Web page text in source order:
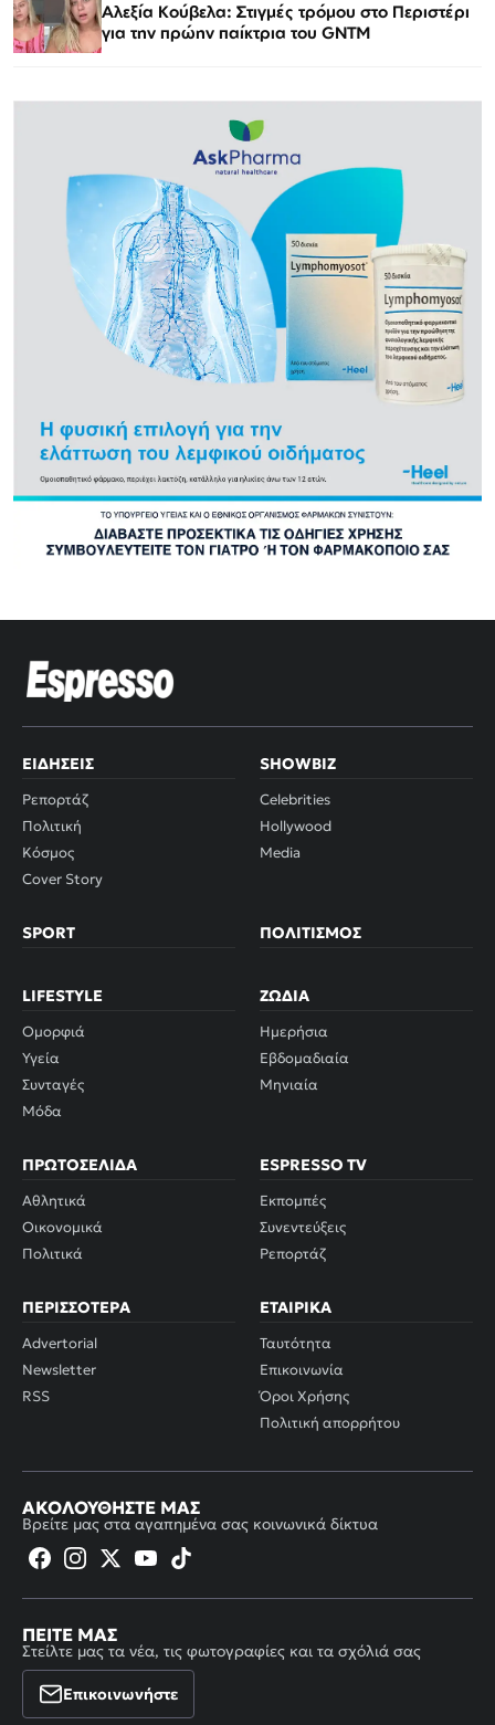
Αλεξία Κούβελα: Στιγμές τρόμου στο Περιστέρι
για την πρώην παίκτρια του GNTM
ΕΙΔΉΣΕΙΣ
Ρεπορτάζ
Πολιτική
Κόσμος
Cover Story
SHOWBIZ
Celebrities
Hollywood
Media
SPORT ΠΟΛΙΤΙΣΜΌΣ
LIFESTYLE
Ομορφιά
Υγεία
Συνταγές
Μόδα
ΖΏΔΙΑ
Ημερήσια
Εβδομαδιαία
Μηνιαία
ΠΡΩΤΟΣΈΛΙΔΑ
Αθλητικά
Οικονομικά
Πολιτικά
ESPRESSO TV
Εκπομπές
Συνεντεύξεις
Ρεπορτάζ
ΠΕΡΙΣΣΌΤΕΡΑ
Advertorial
Newsletter
RSS
ΕΤΑΙΡΙΚΆ
Ταυτότητα
Επικοινωνία
Όροι Χρήσης
Πολιτική απορρήτου
ΑΚΟΛΟΥΘΉΣΤΕ ΜΑΣ
Βρείτε μας στα αγαπημένα σας κοινωνικά δίκτυα
ΠΕΊΤΕ ΜΑΣ
Στείλτε μας τα νέα, τις φωτογραφίες και τα σχόλιά σας
Επικοινωνήστε